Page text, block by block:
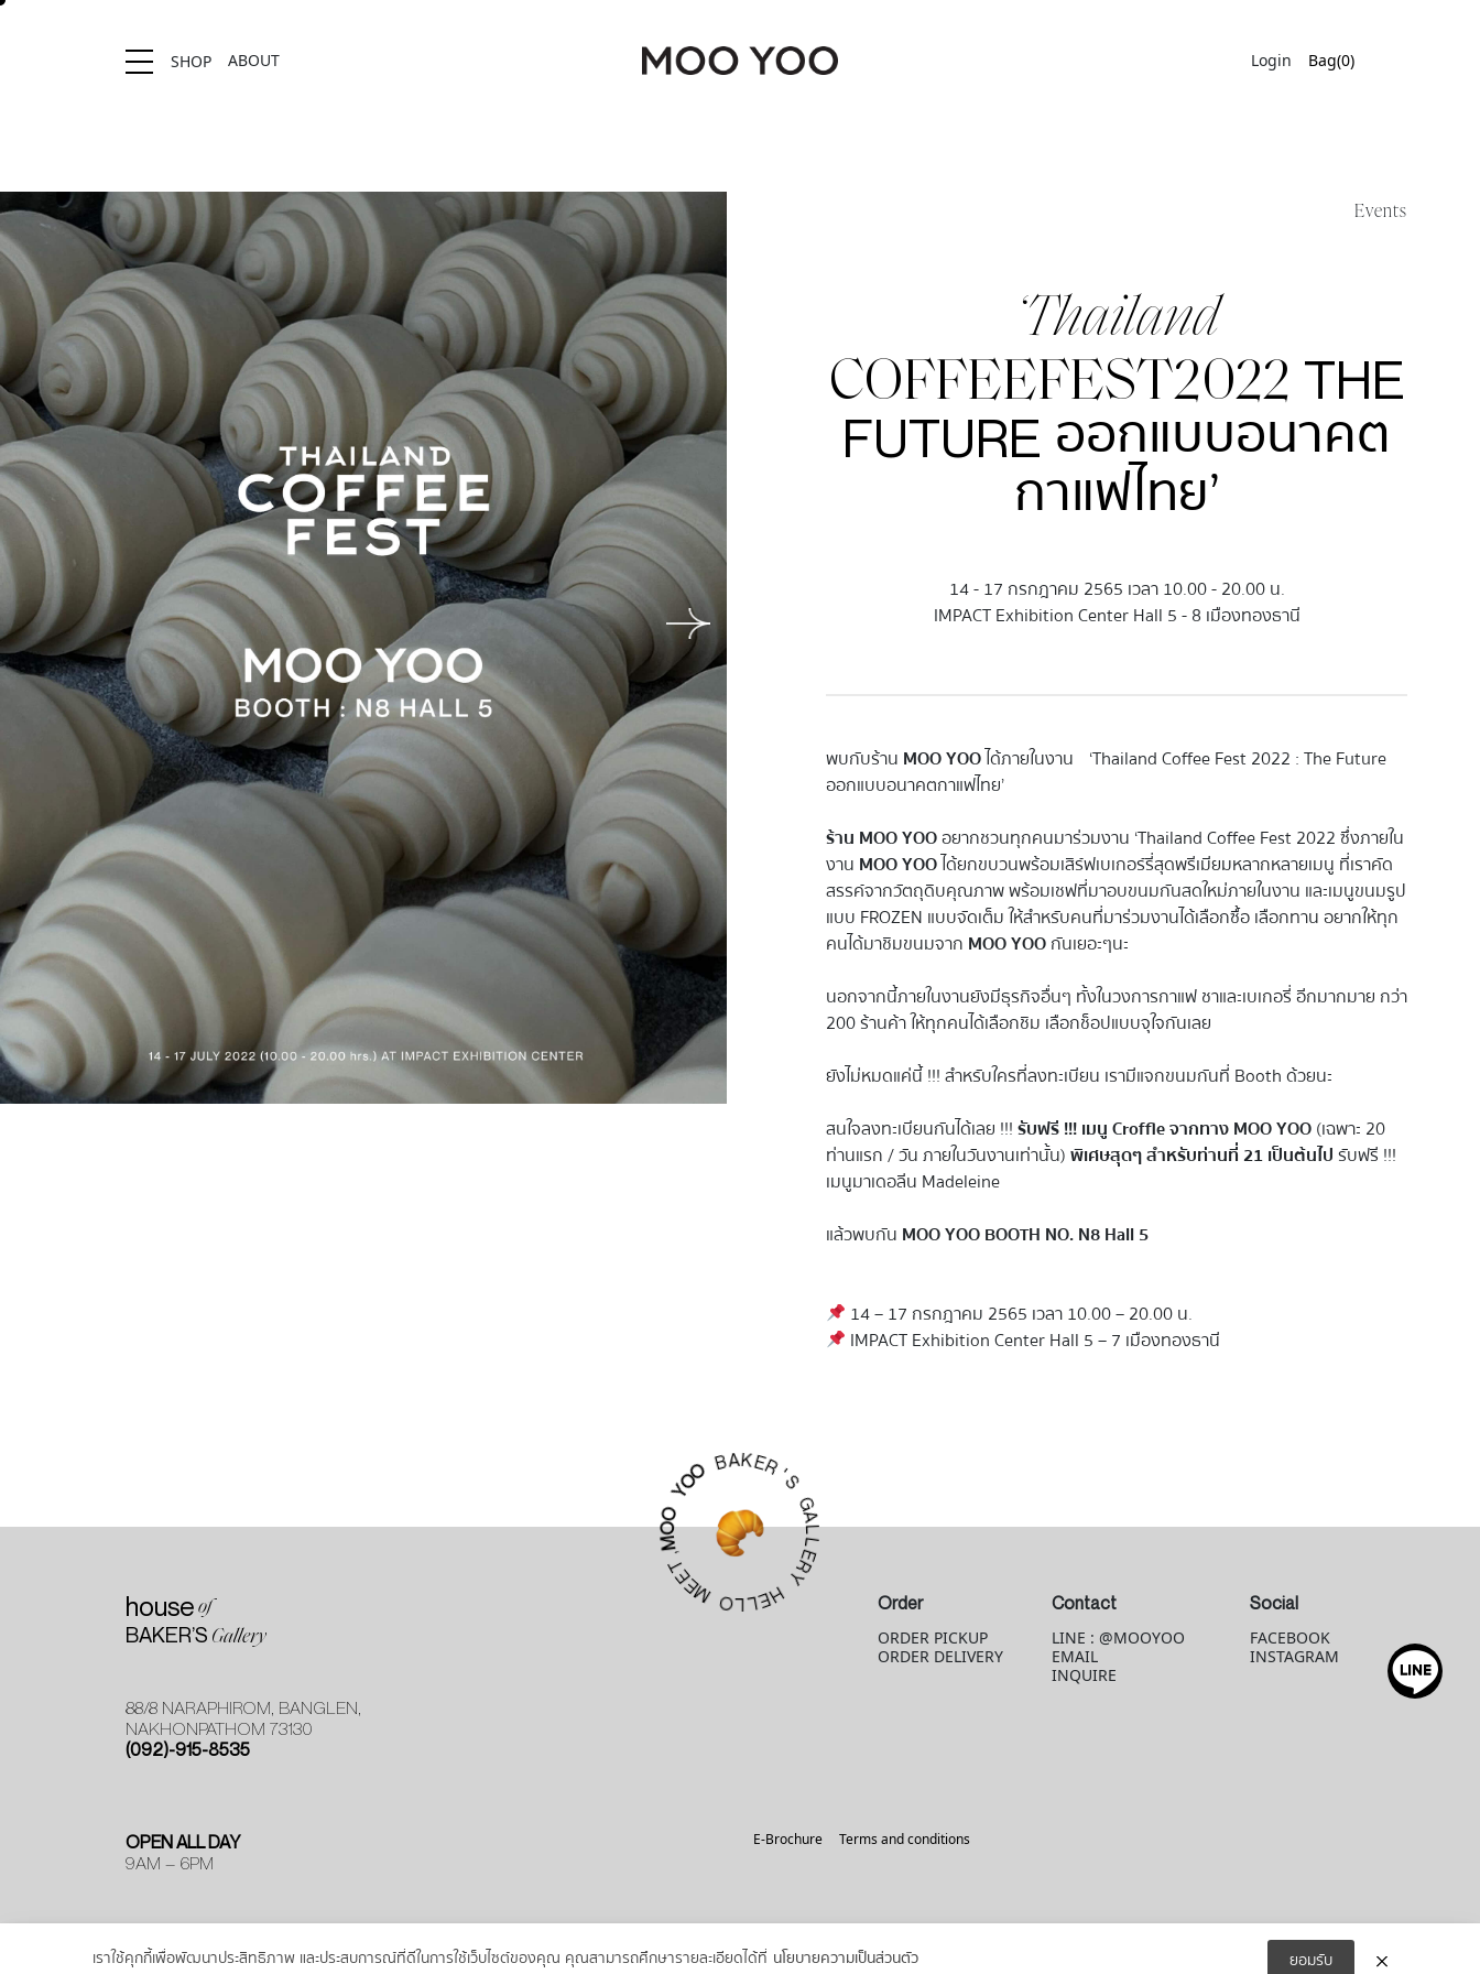
SHOP ABOUT Login Bag(0)
Events
‘Thailand
COFFEEFEST2022 THE
FUTURE ออกแบบอนาคต
กาแฟไทย’
14 - 17 กรกฎาคม 2565 เวลา 10.00 - 20.00 น.
IMPACT Exhibition Center Hall 5 - 8 เมืองทองธานี
พบกับร้าน MOO YOOได้ภายในงาน ‘Thailand Coffee Fest 2022 : The Future
ออกแบบอนาคตกาแฟไทย’
ร้าน MOO YOOอยากชวนทุกคนมาร่วมงาน ‘Thailand Coffee Fest 2022 ซึ่งภายใน
งาน MOO YOOได้ยกขบวนพร้อมเสิร์ฟเบเกอร์รี่สุดพรีเมียมหลากหลายเมนู ที่เราคัด
สรรค์จากวัตถุดิบคุณภาพ พร้อมเชฟที่มาอบขนมกันสดใหม่ภายในงาน และเมนูขนมรูป
แบบ FROZEN แบบจัดเต็ม ให้สำหรับคนที่มาร่วมงานได้เลือกซื้อ เลือกทาน อยากให้ทุก
คนได้มาชิมขนมจาก MOO YOOกันเยอะๆนะ
นอกจากนี้ภายในงานยังมีธุรกิจอื่นๆ ทั้งในวงการกาแฟ ชาและเบเกอรี่ อีกมากมาย กว่า
200 ร้านค้า ให้ทุกคนได้เลือกชิม เลือกช็อปแบบจุใจกันเลย
ยังไม่หมดแค่นี้ !!! สำหรับใครที่ลงทะเบียน เรามีแจกขนมกันที่ Booth ด้วยนะ
สนใจลงทะเบียนกันได้เลย !!!รับฟรี !!! เมนู Croffle จากทาง MOO YOO(เฉพาะ 20
ท่านแรก / วัน ภายในวันงานเท่านั้น)พิเศษสุดๆ สำหรับท่านที่ 21 เป็นต้นไปรับฟรี !!!
เมนูมาเดอลีน Madeleine
แล้วพบกัน MOO YOOBOOTH NO. N8 Hall 5
14 – 17 กรกฎาคม 2565 เวลา 10.00 – 20.00 น.
IMPACT Exhibition Center Hall 5 – 7 เมืองทองธานี
house of
BAKER’S Gallery
88/8 NARAPHIROM, BANGLEN,
NAKHONPATHOM 73130
(092)-915-8535
M
O
O
YO
O
BAKER'S
G
A
L
L
E
R
Y
H
E
L
L
O
M
E
E
T
,
Order
ORDER PICKUP
ORDER DELIVERY
Contact
LINE : @MOOYOO
EMAIL
INQUIRE
Social
FACEBOOK
INSTAGRAM
OPEN ALL DAY
9AM – 6PM
E-Brochure Terms and conditions
© MOOYOO. All Rights Resevered © 2026
เราใช้คุกกี้เพื่อพัฒนาประสิทธิภาพ และประสบการณ์ที่ดีในการใช้เว็บไซต์ของคุณ คุณสามารถศึกษารายละเอียดได้ที่ นโยบายความเป็นส่วนตัว ยอมรับ